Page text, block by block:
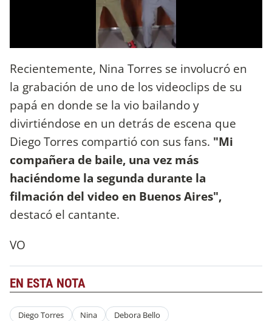
Recientemente, Nina Torres se involucró en
la grabación de uno de los videoclips de su
papá en donde se la vio bailando y
divirtiéndose en un detrás de escena que
Diego Torres compartió con sus fans. "Mi
compañera de baile, una vez más
haciéndome la segunda durante la
filmación del video en Buenos Aires",
destacó el cantante.
VO
EN ESTA NOTA
Diego Torres Nina Debora Bello